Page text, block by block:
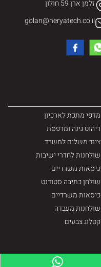
מדפי מתכת לארכיון
ריהוט גינה ומרפסת
ציוד משלים למשרד
שולחנות לחדרי ישיבות
כיסאות משרדיים
שולחן כתיבה סטודנט
כיסאות משרדיים
שולחנות מעבדה
קטלוג צבעים
זלמן ארן 59 חולון
golan@neryatech.co.il